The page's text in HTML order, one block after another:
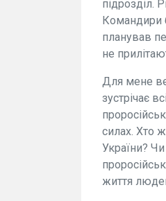
підрозділ.
Командири
планував
не
Для мене
зустрічає
силах. Хто
України?
життя